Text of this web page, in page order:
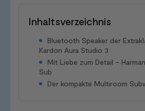
Inhaltsverzeichnis
Bluetooth Speaker der
Kardon Aura Studio 3
Mit Liebe zum Detail –
Sub
Der kompakte Multiroom